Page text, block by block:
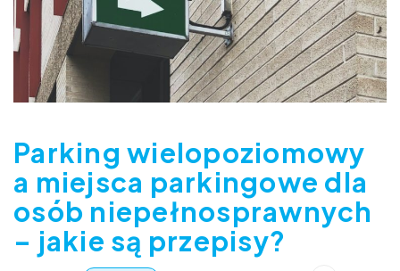
Parking wielopoziomowy
a miejsca parkingowe dla
osób niepełnosprawnych
– jakie są przepisy?